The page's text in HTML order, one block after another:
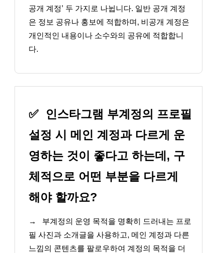
공개 계정’ 두 가지로 나뉩니다. 일반 공개 계정
은 정보 공유나 홍보에 적합하며, 비공개 계정은
개인적인 내용이나 소수와의 공유에 적합합니
다.
✅
인스타그램 부계정의 프로필
설정 시 메인 계정과 다르게 운
영하는 것이 좋다고 하는데, 구
체적으로 어떤 부분을 다르게
해야 할까요?
→
부계정의 운영 목적을 명확히 드러내는 프로
필 사진과 소개글을 사용하고, 메인 계정과 다른
느낌의 콘텐츠를 팔로우하여 계정의 목적을 더